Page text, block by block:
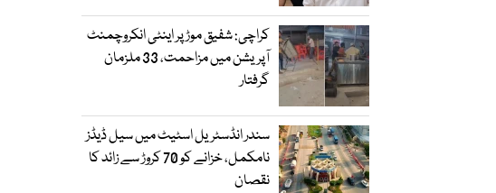
کراچی: شفیق موڑ پر اینٹی انکروچمنٹ
آپریشن میں مزاحمت، 33 ملزمان
گرفتار
سندر انڈسٹریل اسٹیٹ میں سیل ڈیڈز
نامکمل، خزانے کو 70 کروڑ سے زائد کا
نقصان